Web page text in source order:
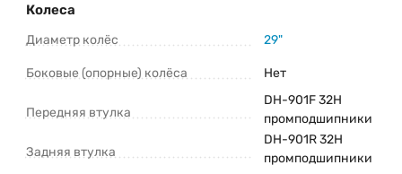
Колеса
Диаметр колёс 29"
Боковые (опорные) колёса Нет
Передняя втулка
DH-901F 32H
промподшипники
Задняя втулка
DH-901R 32H
промподшипники